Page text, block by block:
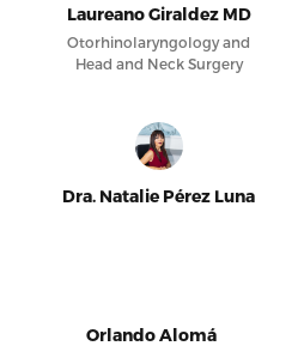
Laureano Giraldez MD
Otorhinolaryngology and
Head and Neck Surgery
Dra. Natalie Pérez Luna
Orlando Alomá